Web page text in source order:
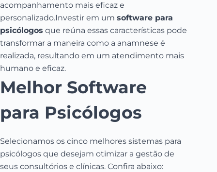
acompanhamento mais eficaz e
personalizado.Investir em um software para
psicólogos que reúna essas características pode
transformar a maneira como a anamnese é
realizada, resultando em um atendimento mais
humano e eficaz.
Melhor Software
para Psicólogos
Selecionamos os cinco melhores sistemas para
psicólogos que desejam otimizar a gestão de
seus consultórios e clínicas. Confira abaixo: